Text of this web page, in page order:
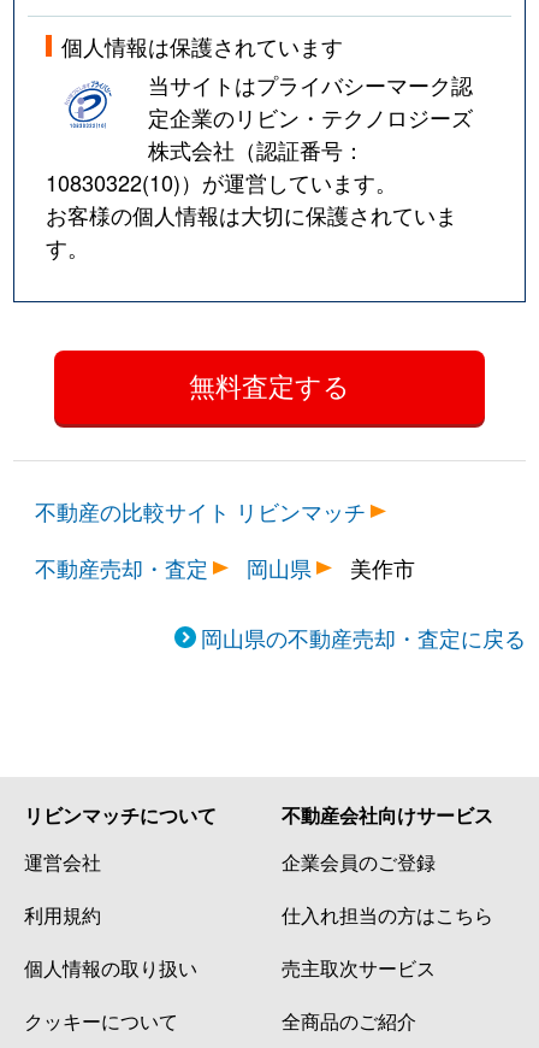
個人情報は保護されています
当サイトはプライバシーマーク認
定企業のリビン・テクノロジーズ
株式会社（認証番号：
10830322(10)）が運営しています。
お客様の個人情報は大切に保護されていま
す。
不動産の比較サイト リビンマッチ
不動産売却・査定
岡山県 美作市
岡山県の不動産売却・査定に戻る
リビンマッチについて
運営会社
利用規約
個人情報の取り扱い
クッキーについて
不動産会社向けサービス
企業会員のご登録
仕入れ担当の方はこちら
売主取次サービス
全商品のご紹介